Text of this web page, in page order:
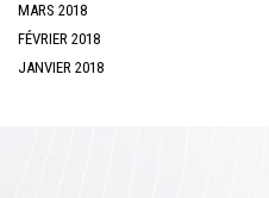
MARS 2018
FÉVRIER 2018
JANVIER 2018